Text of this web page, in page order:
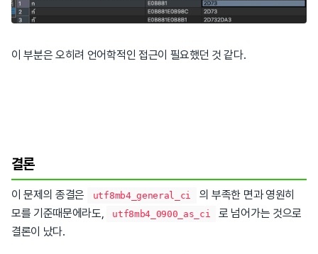
이 부분은 오히려 언어학적인 접근이 필요했던 것 같다.
결론
이 문제의 종결은 utf8mb4_general_ci
의 부족한 면과 영원히
모를 기준때문에라도,
utf8mb4_0900_as_ci
로 넘어가는 것으로
결론이 났다.